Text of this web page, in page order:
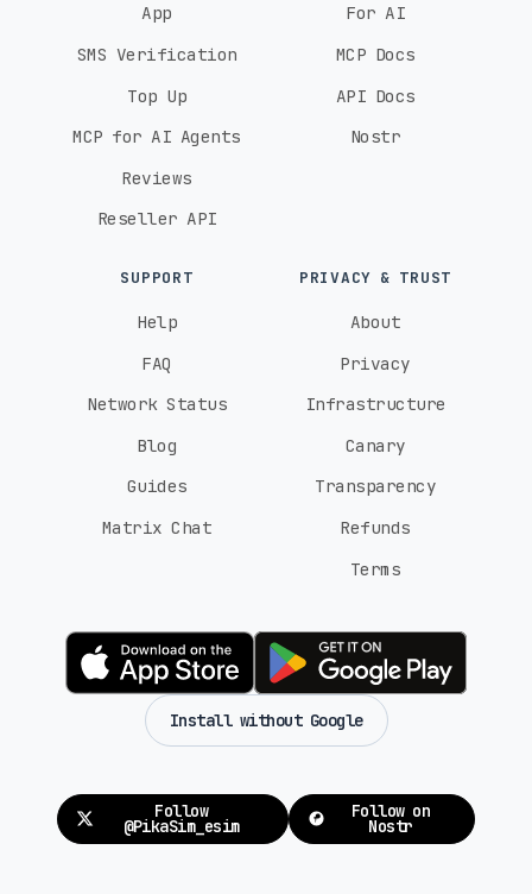
App
SMS Verification
Top Up
MCP for AI Agents
Reviews
Reseller API
For AI
MCP Docs
API Docs
Nostr
SUPPORT
Help
FAQ
Network Status
Blog
Guides
Matrix Chat
PRIVACY & TRUST
About
Privacy
Infrastructure
Canary
Transparency
Refunds
Terms
Install without Google
Follow
@PikaSim_esim
Follow on
Nostr